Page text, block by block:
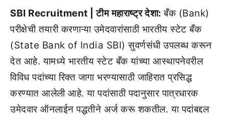
SBI Recruitment | टीम महाराष्ट्र देशा:बँक (Bank)
परीक्षेची तयारी करणाऱ्या उमेदवारांसाठी भारतीय स्टेट बँक
(State Bank of India SBI) सुवर्णसंधी उपलब्ध करून
देत आहे. यामध्ये भारतीय स्टेट बँक यांच्या आस्थापनेवरील
विविध पदांच्या रिक्त जागा भरण्यासाठी जाहिरात प्रसिद्ध
करण्यात आलेली आहे. या पदांसाठी पदानुसार पात्रधारक
उमेदवार ऑनलाईन पद्धतीने अर्ज करू शकतील. या पदांबद्दल